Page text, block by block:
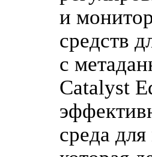
и
средств
с
Catalyst
среда